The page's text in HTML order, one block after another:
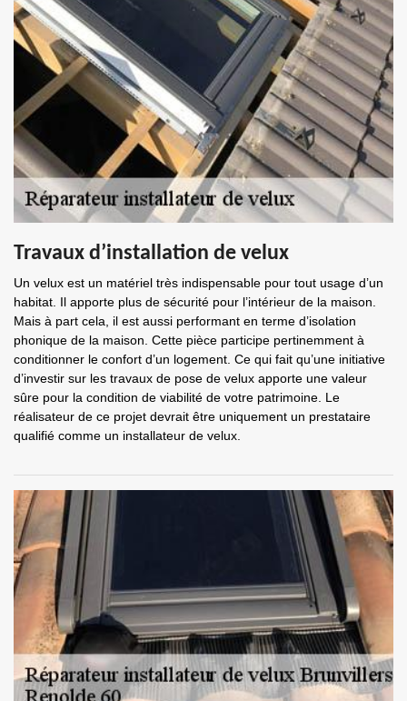
Travaux d’installation de velux
Un velux est un matériel très indispensable pour tout usage d’un
habitat. Il apporte plus de sécurité pour l’intérieur de la maison.
Mais à part cela, il est aussi performant en terme d’isolation
phonique de la maison. Cette pièce participe pertinemment à
conditionner le confort d’un logement. Ce qui fait qu’une initiative
d’investir sur les travaux de pose de velux apporte une valeur
sûre pour la condition de viabilité de votre patrimoine. Le
réalisateur de ce projet devrait être uniquement un prestataire
qualifié comme un installateur de velux.